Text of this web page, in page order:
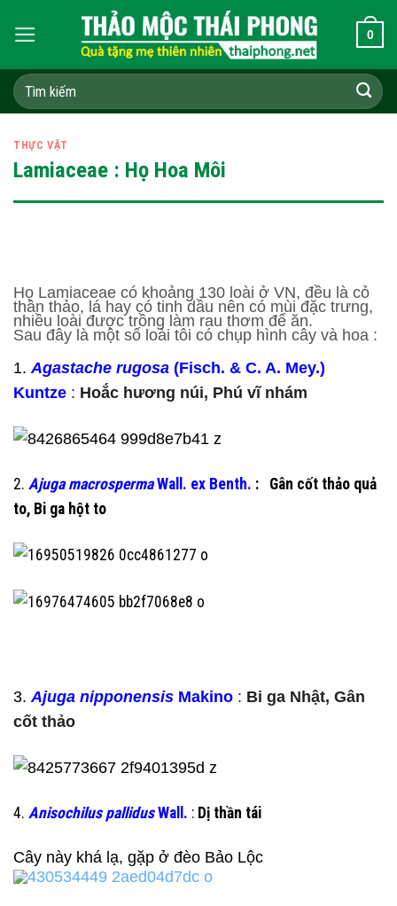
0
Tìm
kiếm:
THỰC VẬT
Lamiaceae : Họ Hoa Môi
Họ Lamiaceae có khoảng 130 loài ở VN, đều là cỏ
thân thảo, lá hay có tinh dầu nên có mùi đặc trưng,
nhiều loài được trồng làm rau thơm để ăn.
Sau đây là một số loài tôi có chụp hình cây và hoa :
1.Agastache rugosa (Fisch. & C. A. Mey.)
Kuntze : Hoắc hương núi, Phú vĩ nhám
2. Ajuga macrospermaWall. ex Benth. : Gân cốt thảo quả
to, Bi ga hột to
3. Ajuga nipponensis Makino : Bi ga Nhật, Gân
cốt thảo
4. Anisochilus pallidusWall. : Dị thần tái
Cây này khá lạ, gặp ở đèo Bảo Lộc